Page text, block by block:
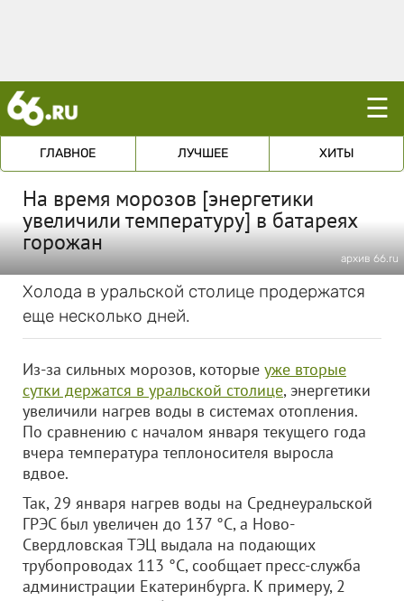
☰
ГЛАВНОЕ ЛУЧШЕЕ ХИТЫ
На время морозов [энергетики
увеличили температуру] в батареях
горожан
архив 66.ru
Холода в уральской столице продержатся
еще несколько дней.
Из-за сильных морозов, которые уже вторые
сутки держатся в уральской столице, энергетики
увеличили нагрев воды в системах отопления.
По сравнению с началом января текущего года
вчера температура теплоносителя выросла
вдвое.
Так, 29 января нагрев воды на Среднеуральской
ГРЭС был увеличен до 137 °С, а Ново-
Свердловская ТЭЦ выдала на подающих
трубопроводах 113 °С, сообщает пресс-служба
администрации Екатеринбурга. К примеру, 2